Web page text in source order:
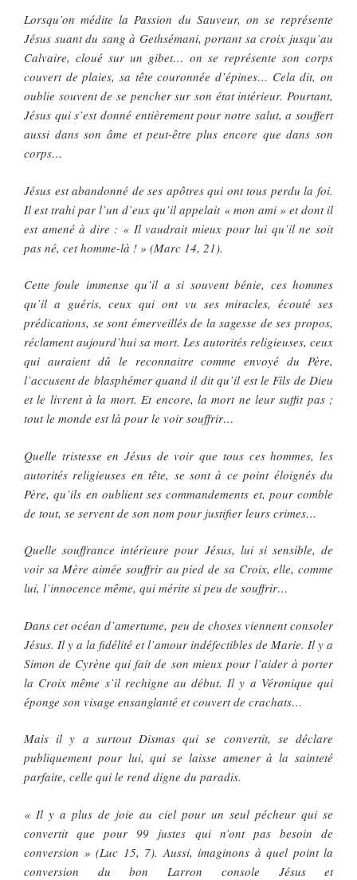
Lorsqu’on médite la Passion du Sauveur, on se représente
Jésus suant du sang à Gethsémani, portant sa croix jusqu’au
Calvaire, cloué sur un gibet… on se représente son corps
couvert de plaies, sa tête couronnée d’épines… Cela dit, on
oublie souvent de se pencher sur son état intérieur. Pourtant,
Jésus qui s’est donné entièrement pour notre salut, a souffert
aussi dans son âme et peut-être plus encore que dans son
corps…
Jésus est abandonné de ses apôtres qui ont tous perdu la foi.
Il est trahi par l’un d’eux qu’il appelait « mon ami » et dont il
est amené à dire : « Il vaudrait mieux pour lui qu’il ne soit
pas né, cet homme-là ! » (Marc 14, 21).
Cette foule immense qu’il a si souvent bénie, ces hommes
qu’il a guéris, ceux qui ont vu ses miracles, écouté ses
prédications, se sont émerveillés de la sagesse de ses propos,
réclament aujourd’hui sa mort. Les autorités religieuses, ceux
qui auraient dû le reconnaitre comme envoyé du Père,
l’accusent de blasphémer quand il dit qu’il est le Fils de Dieu
et le livrent à la mort. Et encore, la mort ne leur suffit pas ;
tout le monde est là pour le voir souffrir…
Quelle tristesse en Jésus de voir que tous ces hommes, les
autorités religieuses en tête, se sont à ce point éloignés du
Père, qu’ils en oublient ses commandements et, pour comble
de tout, se servent de son nom pour justifier leurs crimes…
Quelle souffrance intérieure pour Jésus, lui si sensible, de
voir sa Mère aimée souffrir au pied de sa Croix, elle, comme
lui, l’innocence même, qui mérite si peu de souffrir…
Dans cet océan d’amertume, peu de choses viennent consoler
Jésus. Il y a la fidélité et l’amour indéfectibles de Marie. Il y a
Simon de Cyrène qui fait de son mieux pour l’aider à porter
la Croix même s’il rechigne au début. Il y a Véronique qui
éponge son visage ensanglanté et couvert de crachats…
Mais il y a surtout Dismas qui se convertit, se déclare
publiquement pour lui, qui se laisse amener à la sainteté
parfaite, celle qui le rend digne du paradis.
« Il y a plus de joie au ciel pour un seul pécheur qui se
convertit que pour 99 justes qui n’ont pas besoin de
conversion » (Luc 15, 7). Aussi, imaginons à quel point la
conversion du bon Larron console Jésus et